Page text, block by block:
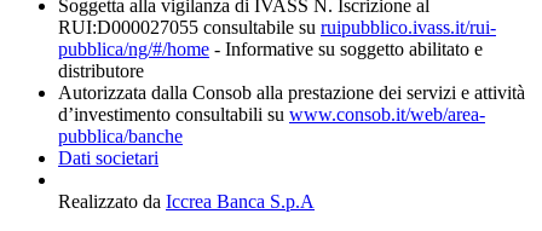
Soggetta alla vigilanza di IVASS N. Iscrizione al
RUI:D000027055 consultabile su ruipubblico.ivass.it/rui-
pubblica/ng/#/home - Informative su soggetto abilitato e
distributore
Autorizzata dalla Consob alla prestazione dei servizi e attività
d’investimento consultabili su www.consob.it/web/area-
pubblica/banche
Dati societari
Realizzato da Iccrea Banca S.p.A